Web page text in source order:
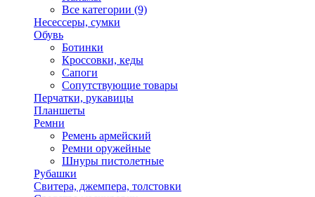
Все категории (9)
Несессеры, сумки
Обувь
Ботинки
Кроссовки, кеды
Сапоги
Сопутствующие товары
Перчатки, рукавицы
Планшеты
Ремни
Ремень армейский
Ремни оружейные
Шнуры пистолетные
Рубашки
Свитера, джемпера, толстовки